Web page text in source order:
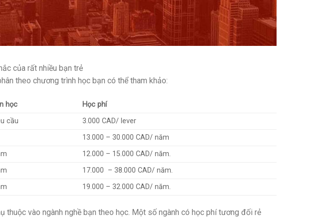
của rất nhiều bạn trẻ
theo chương trình học bạn có thể tham khảo:
học
Học phí
cầu
3.000 CAD/ lever
13.000 – 30.000 CAD/ năm
12.000 – 15.000 CAD/ năm.
17.000 – 38.000 CAD/ năm.
19.000 – 32.000 CAD/ năm.
thuộc vào ngành nghề bạn theo học. Một số ngành có học phí tương đối rẻ